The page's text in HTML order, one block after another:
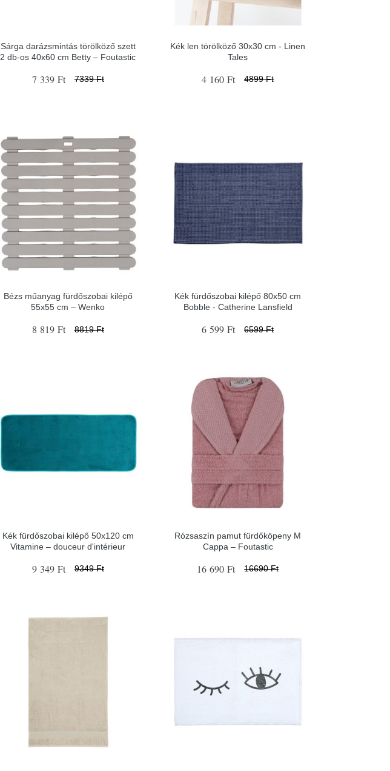
Sárga darázsmintás törölköző szett
2 db-os 40x60 cm Betty – Foutastic
7 339 Ft 7339 Ft
Kék len törölköző 30x30 cm - Linen
Tales
4 160 Ft 4899 Ft
Bézs műanyag fürdőszobai kilépő
55x55 cm – Wenko
8 819 Ft 8819 Ft
Kék fürdőszobai kilépő 80x50 cm
Bobble - Catherine Lansfield
6 599 Ft 6599 Ft
Kék fürdőszobai kilépő 50x120 cm
Vitamine – douceur d'intérieur
9 349 Ft 9349 Ft
Rózsaszín pamut fürdőköpeny M
Cappa – Foutastic
16 690 Ft 16690 Ft